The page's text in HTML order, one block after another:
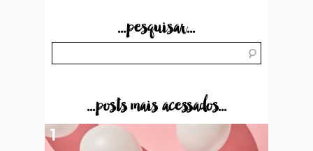
...pesquisar...
...posts mais acessados...
1